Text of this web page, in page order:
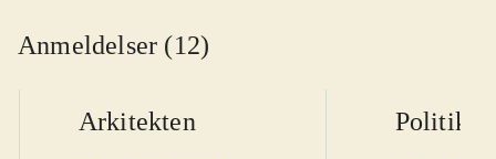
Anmeldelser (12)
Arkitekten Politiken